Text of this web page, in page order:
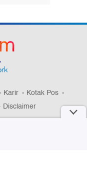
Karir
Kotak Pos
Disclaimer